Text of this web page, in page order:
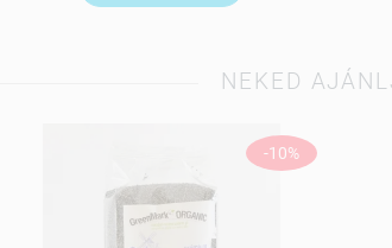
NEKED
-10%